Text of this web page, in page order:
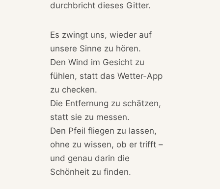
durchbricht dieses Gitter.
Es zwingt uns, wieder auf
unsere Sinne zu hören.
Den Wind im Gesicht zu
fühlen, statt das Wetter-App
zu checken.
Die Entfernung zu schätzen,
statt sie zu messen.
Den Pfeil fliegen zu lassen,
ohne zu wissen, ob er trifft –
und genau darin die
Schönheit zu finden.